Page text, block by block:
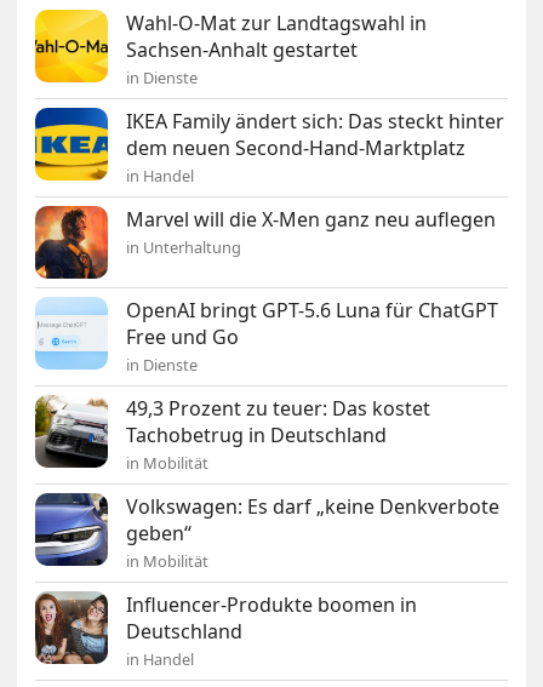
Wahl-O-Mat zur Landtagswahl in
Sachsen-Anhalt gestartet
in Dienste
IKEA Family ändert sich: Das steckt hinter
dem neuen Second-Hand-Marktplatz
in Handel
Marvel will die X-Men ganz neu auflegen
in Unterhaltung
OpenAI bringt GPT-5.6 Luna für ChatGPT
Free und Go
in Dienste
49,3 Prozent zu teuer: Das kostet
Tachobetrug in Deutschland
in Mobilität
Volkswagen: Es darf „keine Denkverbote
geben“
in Mobilität
Influencer-Produkte boomen in
Deutschland
in Handel